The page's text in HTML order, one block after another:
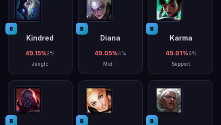
B
Kindred
49.15%2%
Jungle
B
Diana
49.05%4%
Mid+ 1
B
Karma
49.01%6%
Support
B B B